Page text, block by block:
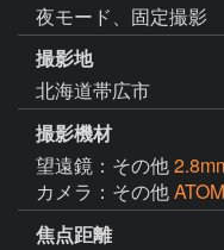
夜モード、固定撮影
撮影地
北海道帯広市
撮影機材
望遠鏡：その他
カメラ：その他
焦点距離